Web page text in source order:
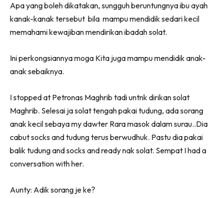
Apa yang boleh dikatakan, sungguh beruntungnya ibu ayah
kanak-kanak tersebut bila mampu mendidik sedari kecil
memahami kewajiban mendirikan ibadah solat.
Ini perkongsiannya moga Kita juga mampu mendidik anak-
anak sebaiknya.
I stopped at Petronas Maghrib tadi untnk dirikan solat
Maghrib. Selesai ja solat tengah pakai tudung, ada sorang
anak kecil sebaya my dawter Rara masok dalam surau..Dia
cabut socks and tudung terus berwudhuk. Pastu dia pakai
balik tudung and socks and ready nak solat. Sempat I had a
conversation with her.
Aunty: Adik sorang je ke?